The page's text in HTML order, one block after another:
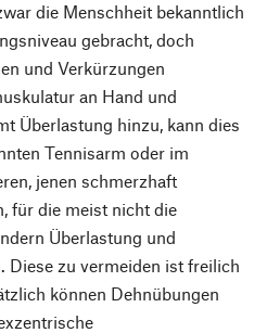
die Menschheit bekanntlich
gebracht, doch
und Verkürzungen
an Hand und
Überlastung hinzu, kann dies
Tennisarm oder im
jenen schmerzhaft
für die meist nicht die
Überlastung und
Diese zu vermeiden ist freilich
können Dehnübungen